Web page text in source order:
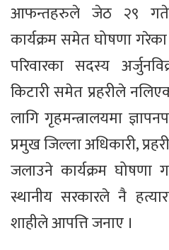
आफन्तहरुले जेठ २९
कार्यक्रम समेत घोषणा
परिवारका सदस्य
किटारी समेत प्रहरीले
लागि गृहमन्त्रालयमा
प्रमुख जिल्ला अधिकारी,
जलाउने कार्यक्रम घोषणा
स्थानीय सरकारले नै
शाहीले आपत्ति जनाए ।